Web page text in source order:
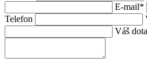
E-mail*
Telefon
Váš